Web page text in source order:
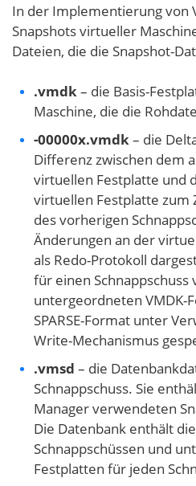
In der Implementierung von
Snapshots virtueller
Dateien, die die Snapshot-
.vmdk– die Basis-
Maschine, die die
-00000x.vmdk– die
Differenz zwischen dem
virtuellen Festplatte und
virtuellen Festplatte zum
des vorherigen
Änderungen an der
als Redo-Protokoll
für einen
untergeordneten VMDK-
SPARSE-Format unter
Write-Mechanismus
.vmsd – die
Schnappschuss. Sie
Manager verwendeten
Die Datenbank enthält
Schnappschüssen und
Festplatten für jeden